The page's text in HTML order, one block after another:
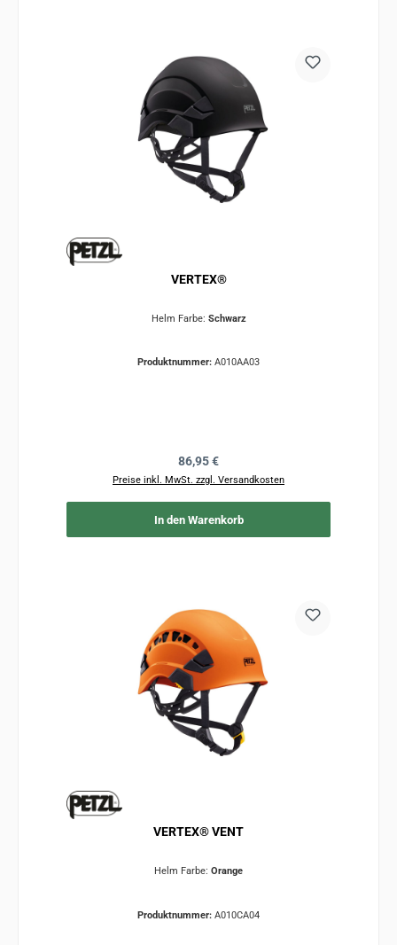
VERTEX®
Helm Farbe: Schwarz
Produktnummer: A010AA03
Regulärer Preis:
86,95 €
Preise inkl. MwSt. zzgl. Versandkosten
In den Warenkorb
VERTEX® VENT
Helm Farbe: Orange
Produktnummer: A010CA04